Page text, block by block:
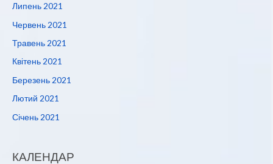
Липень 2021
Червень 2021
Травень 2021
Квітень 2021
Березень 2021
Лютий 2021
Січень 2021
КАЛЕНДАР